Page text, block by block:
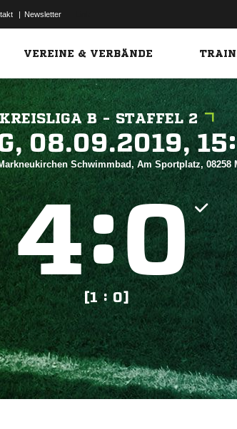
| Newsletter
VEREINE & VERBÄNDE
B - STAFFEL 2

Schwimmbad, Am Sportplatz, 08258
:
[1 : 0]